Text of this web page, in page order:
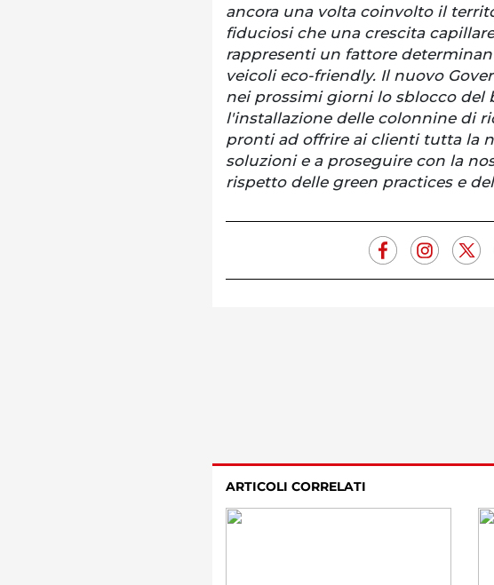
ancora una volta coinvolto il
fiduciosi che una crescita
rappresenti un fattore
veicoli eco-friendly. Il nuovo
nei prossimi giorni lo sblocco del
l'installazione delle colonnine di
pronti ad offrire ai clienti tutta la
soluzioni e a proseguire con la
rispetto delle green practices e
ARTICOLI CORRELATI